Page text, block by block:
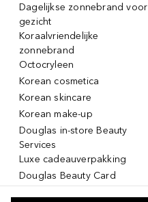
Dagelijkse zonnebrand voor
gezicht
Koraalvriendelijke
zonnebrand
Octocryleen
Korean cosmetica
Korean skincare
Korean make-up
Douglas in-store Beauty
Services
Luxe cadeauverpakking
Douglas Beauty Card